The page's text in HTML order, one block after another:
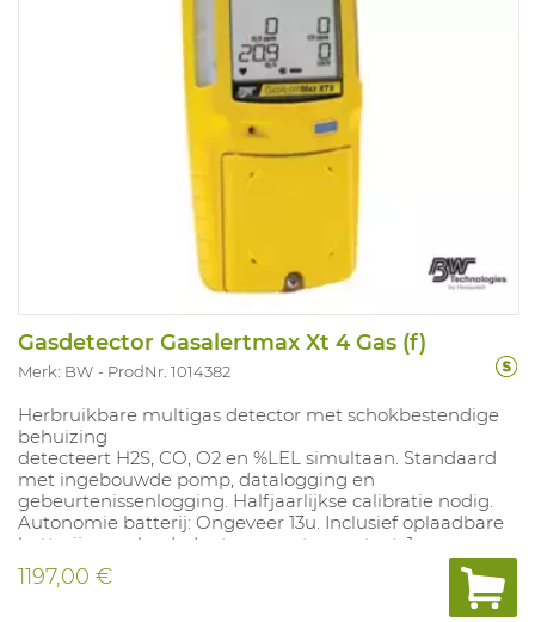
Gasdetector Gasalertmax Xt 4 Gas (f)
Merk: BW ProdNr. 1014382
Herbruikbare multigas detector met schokbestendige
behuizing
detecteert H2S, CO, O2 en %LEL simultaan. Standaard
met ingebouwde pomp, datalogging en
gebeurtenissenlogging. Halfjaarlijkse calibratie nodig.
Autonomie batterij: Ongeveer 13u. Inclusief oplaadbare
batterij en oplaadadapter voor stopcontact. 1m
kalibratieslang met snelkoppeling, 3m
monsternameslang met roetfilter en snelkoppeling, set
reservepompfilters (5 roetfilters en 5 hydrofobe filters).
1197,00 €